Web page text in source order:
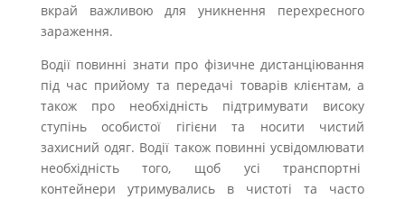
вкрай важливою для уникнення перехресного
зараження.
Водії повинні знати про фізичне дистанціювання
під час прийому та передачі товарів клієнтам, а
також про необхідність підтримувати високу
ступінь особистої гігієни та носити чистий
захисний одяг. Водії також повинні усвідомлювати
необхідність того, щоб усі транспортні
контейнери утримувались в чистоті та часто